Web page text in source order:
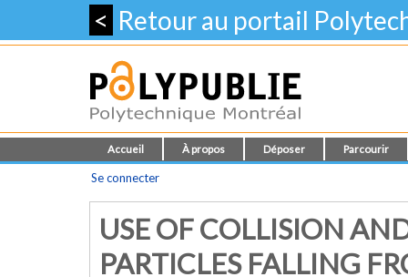
< Retour au portail
Accueil À propos Déposer Parcourir
Se connecter
USE OF COLLISION
PARTICLES FALLING